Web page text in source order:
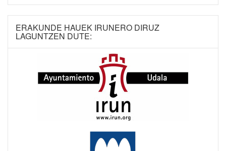
ERAKUNDE HAUEK IRUNERO DIRUZ
LAGUNTZEN DUTE: